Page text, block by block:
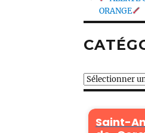
ORANGE
Catégories